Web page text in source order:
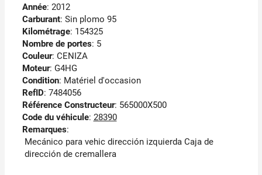
Année: 2012
Carburant: Sin plomo 95
Kilométrage: 154325
Nombre de portes: 5
Couleur: CENIZA
Moteur: G4HG
Condition: Matériel d'occasion
RefID: 7484056
Référence Constructeur: 565000X500
Code du véhicule: 28390
Remarques:
Mecánico para vehic dirección izquierda Caja de
dirección de cremallera